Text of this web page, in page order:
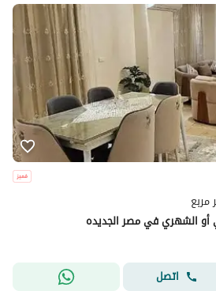
أو الشهري في مصر الجديده
اتصل